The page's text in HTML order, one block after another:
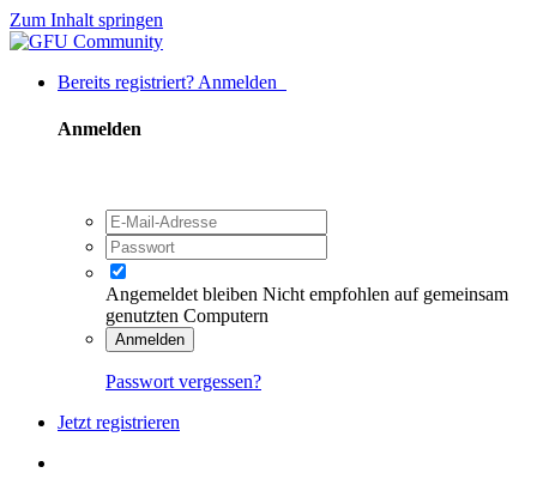
Zum Inhalt springen
Bereits registriert? Anmelden
Anmelden
Angemeldet bleiben Nicht empfohlen auf gemeinsam
genutzten Computern
Anmelden
Passwort vergessen?
Jetzt registrieren